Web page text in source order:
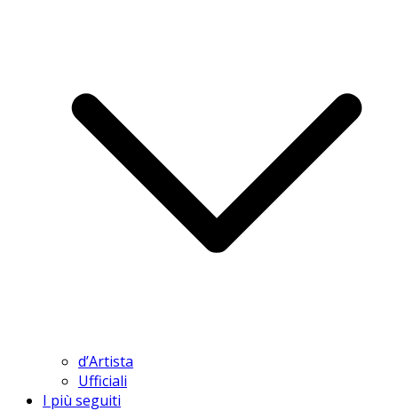
d’Artista
Ufficiali
I più seguiti